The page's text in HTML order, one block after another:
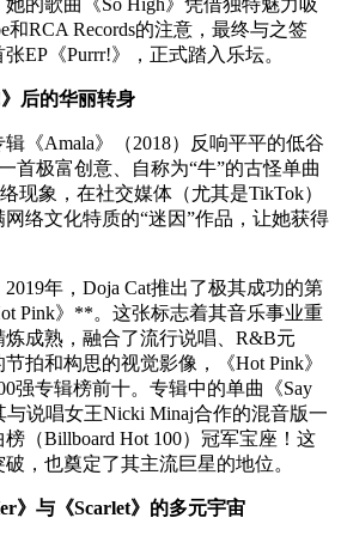
和RCA Records的注意，最终与之签
EP《Purrr!》，正式踏入乐坛。
后的华丽转身
《Amala》（2018）反响平平的低谷
首极富创意、自称为“牛”的古怪单曲
现象，在社交媒体（尤其是TikTok）
网络文化特质的“迷因”作品，让她获得
年，Doja Cat推出了极其成功的第
Pink》**。这张标志着其音乐事业重
炼成熟，融合了流行说唱、R&B元
拍和构思的视觉影像，《Hot Pink》
强专辑榜前十。专辑中的单曲《Say
与说唱女王Nicki Minaj合作的混音版一
（Billboard Hot 100）冠军宝座！这
，也奠定了其主流巨星的地位。
》与《Scarlet》的多元宇宙